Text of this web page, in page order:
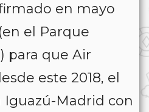
en mayo
el Parque
para que Air
este 2018, el
Madrid con